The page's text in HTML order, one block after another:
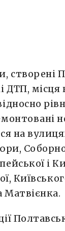
створені
ДТП, місця
на
і
Матвієнка.